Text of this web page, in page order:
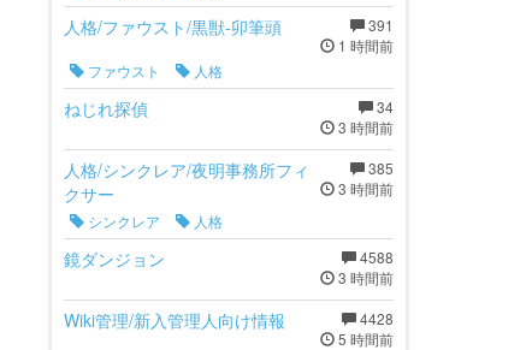
391
1 時間前
人格/ファウスト/黒獣-卯筆頭
ファウスト
人格
34
3 時間前
ねじれ探偵
385
3 時間前
人格/シンクレア/夜明事務所フィ
クサー
シンクレア
人格
4588
3 時間前
鏡ダンジョン
4428
5 時間前
Wiki管理/新入管理人向け情報